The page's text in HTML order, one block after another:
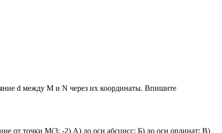
d между М и N через их координаты. Впишите
от точки М(3; -2) А) до оси абсцисс; Б) до оси ординат; В)